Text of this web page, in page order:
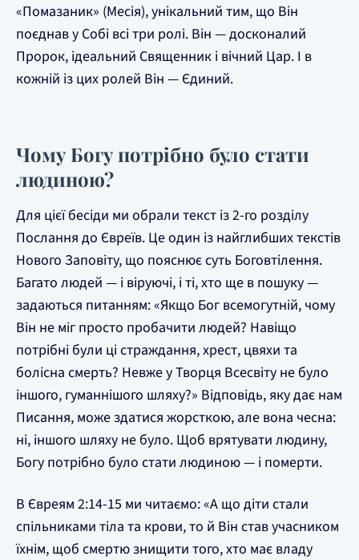
«Помазаник» (Месія), унікальний тим, що Він
поєднав у Собі всі три ролі. Він — досконалий
Пророк, ідеальний Священник і вічний Цар. І в
кожній із цих ролей Він — Єдиний.
Чому Богу потрібно було стати
людиною?
Для цієї бесіди ми обрали текст із 2-го розділу
Послання до Євреїв. Це один із найглибших текстів
Нового Заповіту, що пояснює суть Боговтілення.
Багато людей — і віруючі, і ті, хто ще в пошуку —
задаються питанням: «Якщо Бог всемогутній, чому
Він не міг просто пробачити людей? Навіщо
потрібні були ці страждання, хрест, цвяхи та
болісна смерть? Невже у Творця Всесвіту не було
іншого, гуманнішого шляху?» Відповідь, яку дає нам
Писання, може здатися жорсткою, але вона чесна:
ні, іншого шляху не було. Щоб врятувати людину,
Богу потрібно було стати людиною — і померти.
В Євреям 2:14-15 ми читаємо: «А що діти стали
спільниками тіла та крови, то й Він став учасником
їхнім, щоб смертю знищити того, хто має владу